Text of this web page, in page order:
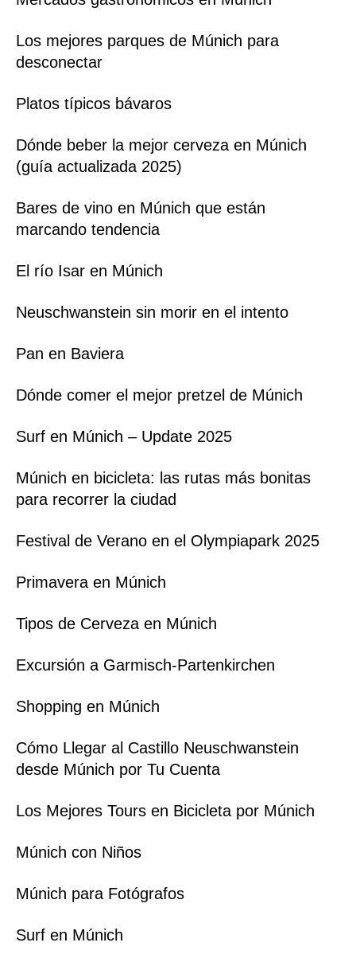
Los mejores parques de Múnich para
desconectar
Platos típicos bávaros
Dónde beber la mejor cerveza en Múnich
(guía actualizada 2025)
Bares de vino en Múnich que están
marcando tendencia
El río Isar en Múnich
Neuschwanstein sin morir en el intento
Pan en Baviera
Dónde comer el mejor pretzel de Múnich
Surf en Múnich – Update 2025
Múnich en bicicleta: las rutas más bonitas
para recorrer la ciudad
Festival de Verano en el Olympiapark 2025
Primavera en Múnich
Tipos de Cerveza en Múnich
Excursión a Garmisch-Partenkirchen
Shopping en Múnich
Cómo Llegar al Castillo Neuschwanstein
desde Múnich por Tu Cuenta
Los Mejores Tours en Bicicleta por Múnich
Múnich con Niños
Múnich para Fotógrafos
Surf en Múnich